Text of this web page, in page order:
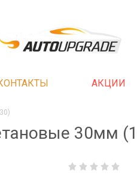
АКЦИИ
30мм